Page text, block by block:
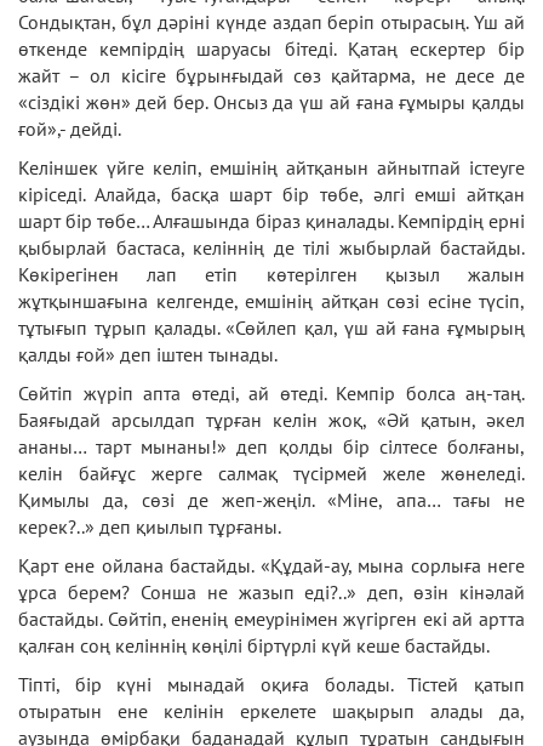
Сондықтан, бұл дәріні күнде аздап беріп отырасың. Үш ай
өткенде кемпірдің шаруасы бітеді. Қатаң ескертер бір
жайт – ол кісіге бұрынғыдай сөз қайтарма, не десе де
«сіздікі жөн» дей бер. Онсыз да үш ай ғана ғұмыры қалды
ғой»,- дейді.
Келіншек үйге келіп, емшінің айтқанын айнытпай істеуге
кіріседі. Алайда, басқа шарт бір төбе, әлгі емші айтқан
шарт бір төбе… Алғашында біраз қиналады. Кемпірдің ерні
қыбырлай бастаса, келіннің де тілі жыбырлай бастайды.
Көкірегінен лап етіп көтерілген қызыл жалын
жұтқыншағына келгенде, емшінің айтқан сөзі есіне түсіп,
тұтығып тұрып қалады. «Сөйлеп қал, үш ай ғана ғұмырың
қалды ғой» деп іштен тынады.
Сөйтіп жүріп апта өтеді, ай өтеді. Кемпір болса аң-таң.
Баяғыдай арсылдап тұрған келін жоқ, «Әй қатын, әкел
ананы… тарт мынаны!» деп қолды бір сілтесе болғаны,
келін байғұс жерге салмақ түсірмей желе жөнеледі.
Қимылы да, сөзі де жеп-жеңіл. «Міне, апа… тағы не
керек?..» деп қиылып тұрғаны.
Қарт ене ойлана бастайды. «Құдай-ау, мына сорлыға неге
ұрса берем? Сонша не жазып еді?..» деп, өзін кінәлай
бастайды. Сөйтіп, ененің емеурінімен жүгірген екі ай артта
қалған соң келіннің көңілі біртүрлі күй кеше бастайды.
Тіпті, бір күні мынадай оқиға болады. Тістей қатып
отыратын ене келінін еркелете шақырып алады да,
аузында өмірбақи баданадай құлып тұратын сандығын